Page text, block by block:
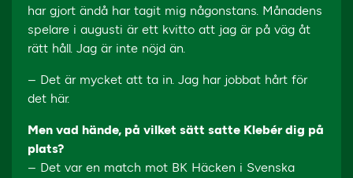
har gjort ändå har tagit mig någonstans. Månadens
spelare i augusti är ett kvitto att jag är på väg åt
rätt håll. Jag är inte nöjd än.
– Det är mycket att ta in. Jag har jobbat hårt för
det här.
Men vad hände, på vilket sätt satte Klebér dig på
plats?
– Det var en match mot BK Häcken i Svenska